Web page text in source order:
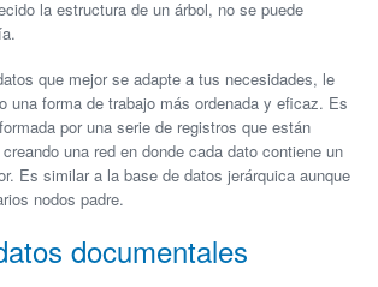
la estructura de un árbol, no se puede
que mejor se adapte a tus necesidades, le
una forma de trabajo más ordenada y eficaz. Es
por una serie de registros que están
una red en donde cada dato contiene un
Es similar a la base de datos jerárquica aunque
nodos padre.
documentales